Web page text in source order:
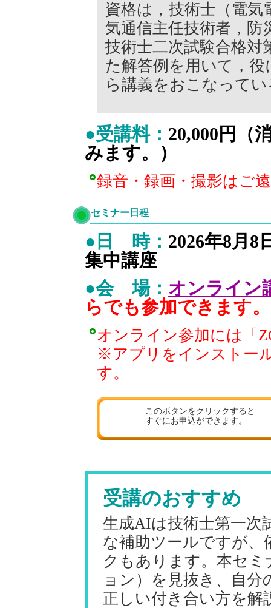
資格は，技術士（電気
気通信主任技術者，防
技術士二次試験合格
た解答例を用いて，
ら講義をおこなって
●受講料： 20,000円（
みます。）
録音・録画・撮影はご
セミナー日程
●日 時： 2026年8月
集中講座
●会 場： オンライン
らでも参加できます。
オンライン参加には「
※アプリをインストー
す。
このボタンをクリックすると
すぐにお申込ができます。
受講のおすすめ
生成AIは技術士第一次
な補助ツールですが
クもあります。本セ
ョン）を見抜き、自
正しい付き合い方を解